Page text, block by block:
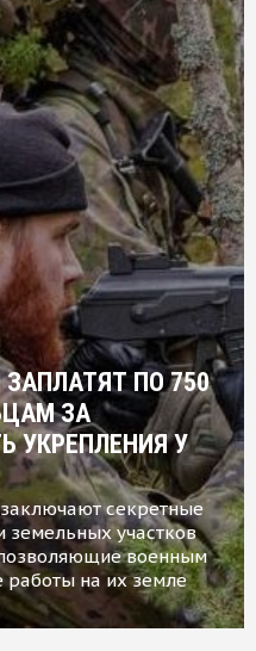
ПО 750
ЗА
УКРЕПЛЕНИЯ У
секретные
земельных участков
военным
работы на их земле